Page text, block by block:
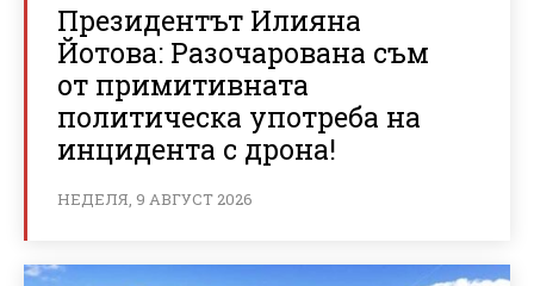
Президентът Илияна
Йотова: Разочарована съм
от примитивната
политическа употреба на
инцидента с дрона!
НЕДЕЛЯ, 9 АВГУСТ 2026